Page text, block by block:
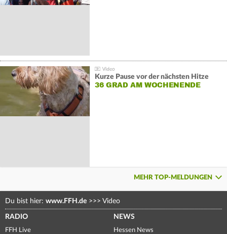
Kurze Pause vor der nächsten Hitze
36 GRAD AM WOCHENENDE
MEHR TOP-MELDUNGEN
Du bist hier: www.FFH.de >>> Video
RADIO
FFH Live
NEWS
Hessen News